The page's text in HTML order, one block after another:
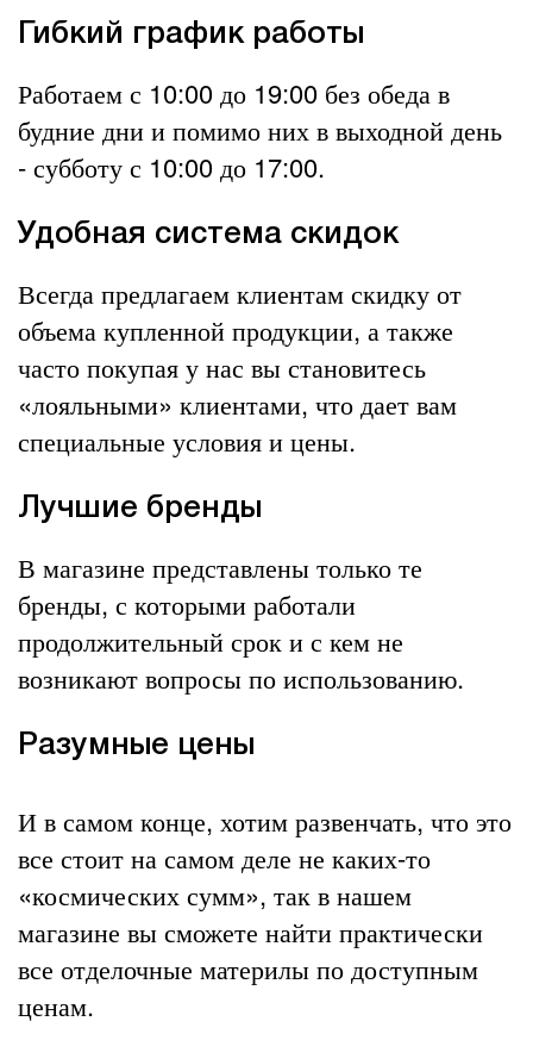
Гибкий график работы
Работаем с 10:00 до 19:00 без обеда в
будние дни и помимо них в выходной день
- субботу с 10:00 до 17:00.
Удобная система скидок
Всегда предлагаем клиентам скидку от
объема купленной продукции, а также
часто покупая у нас вы становитесь
«лояльными» клиентами, что дает вам
специальные условия и цены.
Лучшие бренды
В магазине представлены только те
бренды, с которыми работали
продолжительный срок и с кем не
возникают вопросы по использованию.
Разумные цены
И в самом конце, хотим развенчать, что это
все стоит на самом деле не каких-то
«космических сумм», так в нашем
магазине вы сможете найти практически
все отделочные материлы по доступным
ценам.